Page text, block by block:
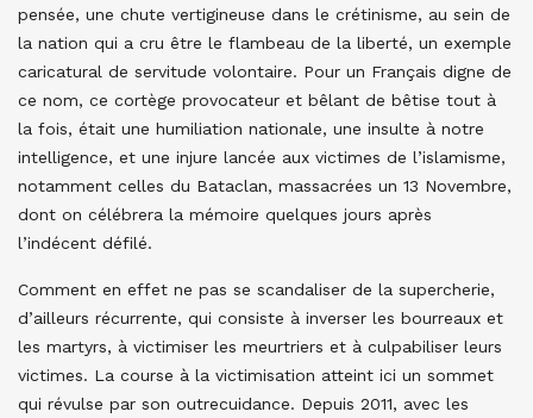
pensée, une chute vertigineuse dans le crétinisme, au sein de
la nation qui a cru être le flambeau de la liberté, un exemple
caricatural de servitude volontaire. Pour un Français digne de
ce nom, ce cortège provocateur et bêlant de bêtise tout à
la fois, était une humiliation nationale, une insulte à notre
intelligence, et une injure lancée aux victimes de l’islamisme,
notamment celles du Bataclan, massacrées un 13 Novembre,
dont on célébrera la mémoire quelques jours après
l’indécent défilé.
Comment en effet ne pas se scandaliser de la supercherie,
d’ailleurs récurrente, qui consiste à inverser les bourreaux et
les martyrs, à victimiser les meurtriers et à culpabiliser leurs
victimes. La course à la victimisation atteint ici un sommet
qui révulse par son outrecuidance. Depuis 2011, avec les